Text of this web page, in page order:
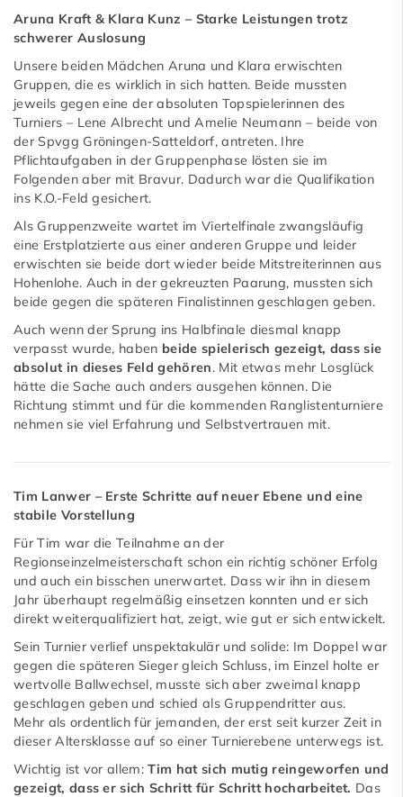
Aruna Kraft & Klara Kunz – Starke Leistungen trotz
schwerer Auslosung
Unsere beiden Mädchen Aruna und Klara erwischten
Gruppen, die es wirklich in sich hatten. Beide mussten
jeweils gegen eine der absoluten Topspielerinnen des
Turniers – Lene Albrecht und Amelie Neumann – beide von
der Spvgg Gröningen-Satteldorf, antreten. Ihre
Pflichtaufgaben in der Gruppenphase lösten sie im
Folgenden aber mit Bravur. Dadurch war die Qualifikation
ins K.O.-Feld gesichert.
Als Gruppenzweite wartet im Viertelfinale zwangsläufig
eine Erstplatzierte aus einer anderen Gruppe und leider
erwischten sie beide dort wieder beide Mitstreiterinnen aus
Hohenlohe. Auch in der gekreuzten Paarung, mussten sich
beide gegen die späteren Finalistinnen geschlagen geben.
Auch wenn der Sprung ins Halbfinale diesmal knapp
verpasst wurde, haben beide spielerisch gezeigt, dass sie
absolut in dieses Feld gehören. Mit etwas mehr Losglück
hätte die Sache auch anders ausgehen können. Die
Richtung stimmt und für die kommenden Ranglistenturniere
nehmen sie viel Erfahrung und Selbstvertrauen mit.
Tim Lanwer – Erste Schritte auf neuer Ebene und eine
stabile Vorstellung
Für Tim war die Teilnahme an der
Regionseinzelmeisterschaft schon ein richtig schöner Erfolg
und auch ein bisschen unerwartet. Dass wir ihn in diesem
Jahr überhaupt regelmäßig einsetzen konnten und er sich
direkt weiterqualifiziert hat, zeigt, wie gut er sich entwickelt.
Sein Turnier verlief unspektakulär und solide: Im Doppel war
gegen die späteren Sieger gleich Schluss, im Einzel holte er
wertvolle Ballwechsel, musste sich aber zweimal knapp
geschlagen geben und schied als Gruppendritter aus.
Mehr als ordentlich für jemanden, der erst seit kurzer Zeit in
dieser Altersklasse auf so einer Turnierebene unterwegs ist.
Wichtig ist vor allem:Tim hat sich mutig reingeworfen und
gezeigt, dass er sich Schritt für Schritt hocharbeitet. Das